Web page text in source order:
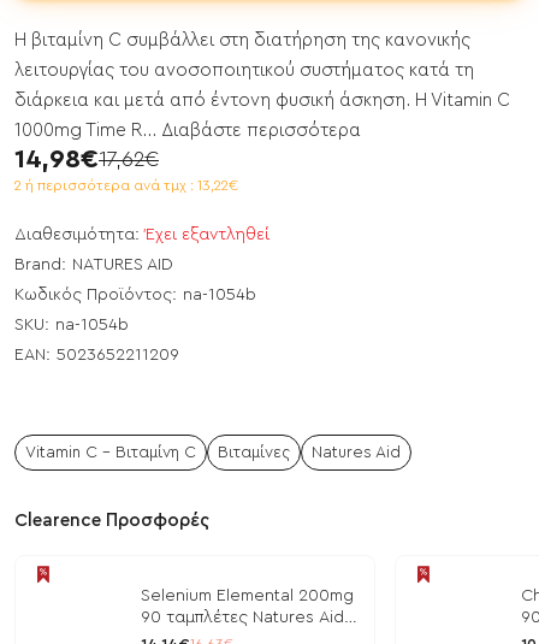
Διαθεσιμότητα: Έχει εξαντληθεί
Brand: NATURES AID
Κωδικός Προϊόντος: na-1054b
SKU: na-1054b
EAN: 5023652211209
14,98€17,62€
2 ή περισσότερα ανά τμχ : 13,22€
Η βιταμίνη C συμβάλλει στη διατήρηση της κανονικής
λειτουργίας του ανοσοποιητικού συστήματος κατά τη
διάρκεια και μετά από έντονη φυσική άσκηση. H Vitamin C
1000mg Time R... Διαβάστε περισσότερα
Vitamin C - Βιταμίνη C Βιταμίνες Natures Aid
Clearence Προσφορές
Selenium Elemental 200mg
90 ταμπλέτες Natures Aid
/ Μέταλλα
/